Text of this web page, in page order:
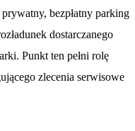
bezpłatny parking
dostarczanego
Punkt ten pełni rolę
zlecenia serwisowe